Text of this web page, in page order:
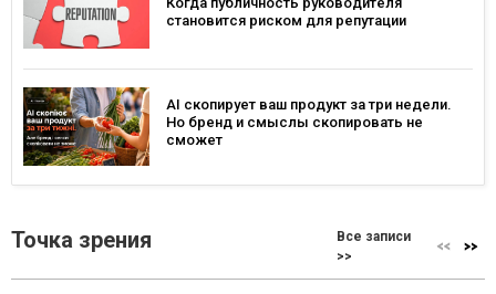
становится риском для репутации
AI скопирует ваш продукт за три недели.
Но бренд и смыслы скопировать не
сможет
Точка зрения
Все записи
>>